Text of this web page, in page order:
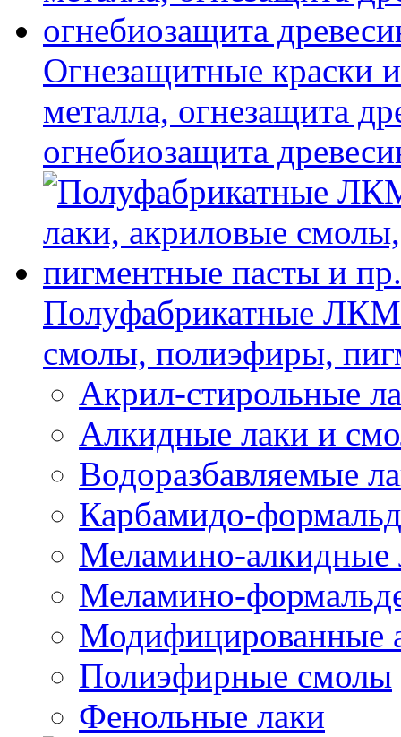
Огнезащитные краски
металла, огнезащита
огнебиозащита
Полуфабрикатные ЛКМ
смолы, полиэфиры,
Акрил-стирольные
Алкидные лаки и
Водоразбавляемые
Карбамидо-
Меламино-алкидные
Меламино-
Модифицированные
Полиэфирные смолы
Фенольные лаки